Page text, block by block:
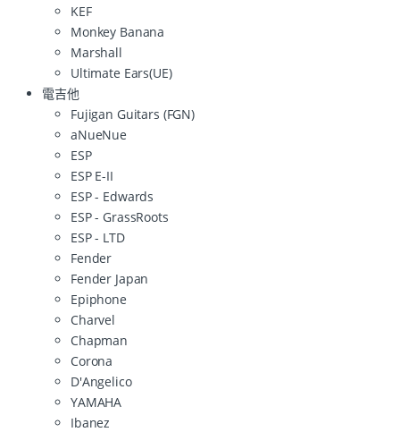
KEF
Monkey Banana
Marshall
Ultimate Ears(UE)
電吉他
Fujigan Guitars (FGN)
aNueNue
ESP
ESP E-II
ESP - Edwards
ESP - GrassRoots
ESP - LTD
Fender
Fender Japan
Epiphone
Charvel
Chapman
Corona
D'Angelico
YAMAHA
Ibanez